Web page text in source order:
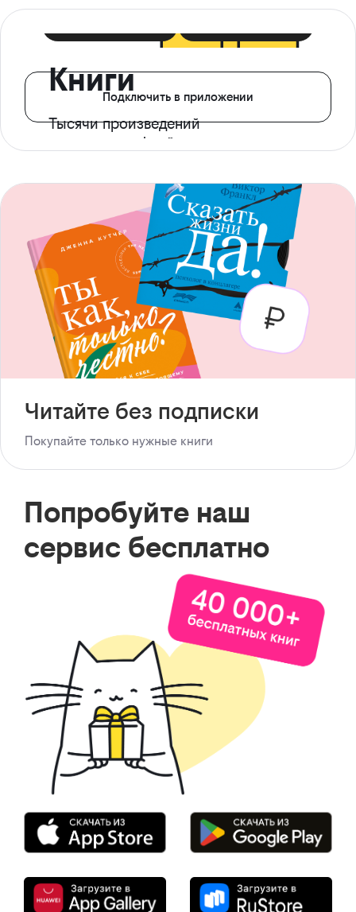
Книги
Тысячи произведений
с доступом офлайн
Подключить в приложении
Читайте без подписки
Покупайте только нужные книги
Попробуйте наш
сервис бесплатно